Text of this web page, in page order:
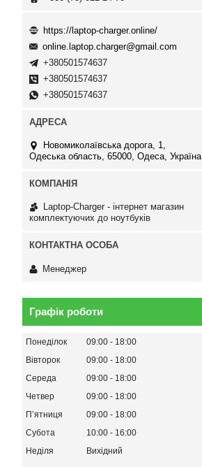
https://laptop-charger.online/
online.laptop.charger@gmail.com
+380501574637
+380501574637
+380501574637
Новомиколаївська дорога, 1,
Одеська область, 65000, Одеса, Україна
Laptop-Charger - інтернет магазин
комплектуючих до ноутбуків
Менеджер
Графік роботи
Понеділок 09:00
18:00
Вівторок
09:00
18:00
Середа
09:00
18:00
Четвер
09:00
18:00
Пʼятниця
09:00
18:00
Субота
10:00
16:00
Неділя
Вихідний